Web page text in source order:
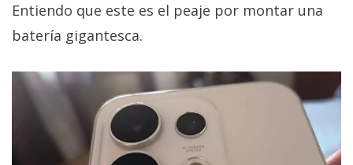
Entiendo que este es el peaje por montar una
batería gigantesca.